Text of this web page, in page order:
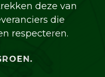
deze van
die
respecteren.